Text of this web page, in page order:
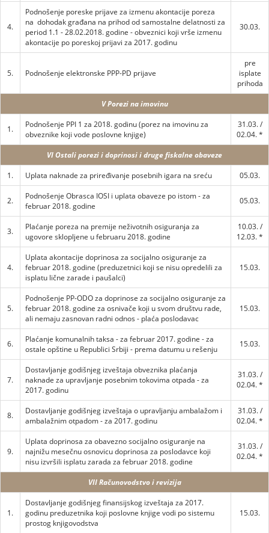
4.
Podnošenje poreske prijave za izmenu akontacije poreza
na dohodak građana na prihod od samostalne delatnosti za
period 1.1 - 28.02.2018. godine - obveznici koji vrše izmenu
akontacije po poreskoj prijavi za 2017. godinu
30.03.
5. Podnošenje elektronske PPP-PD prijave
pre
isplate
prihoda
V Porezi na imovinu
1.
Podnošenje PPI 1 za 2018. godinu (porez na imovinu za
obveznike koji vode poslovne knjige)
31.03. /
02.04. *
VI Ostali porezi i doprinosi i druge fiskalne obaveze
1.
Uplata naknade za priređivanje posebnih igara na sreću 05.03.
2.
Podnošenje Obrasca IOSI i uplata obaveze po istom - za
februar 2018. godine
05.03.
3.
Plaćanje poreza na premije neživotnih osiguranja za
ugovore sklopljene u februaru 2018. godine
10.03. /
12.03. *
4.
Uplata akontacije doprinosa za socijalno osiguranje za
februar 2018. godine (preduzetnici koji se nisu opredelili za
isplatu lične zarade i paušalci)
15.03.
5.
Podnošenje PP-ODO za doprinose za socijalno osiguranje za
februar 2018. godine za osnivače koji u svom društvu rade,
ali nemaju zasnovan radni odnos - plaća poslodavac
15.03.
6.
Plaćanje komunalnih taksa - za februar 2017. godine - za
ostale opštine u Republici Srbiji - prema datumu u rešenju
15.03.
7.
Dostavljanje godišnjeg izveštaja obveznika plaćanja
naknade za upravljanje posebnim tokovima otpada - za
2017. godinu
31.03. /
02.04. *
8.
Dostavljanje godišnjeg izveštaja o upravljanju ambalažom i
ambalažnim otpadom - za 2017. godinu
31.03. /
02.04. *
9.
Uplata doprinosa za obavezno socijalno osiguranje na
najnižu mesečnu osnovicu doprinosa za poslodavce koji
nisu izvršili isplatu zarada za februar 2018. godine
31.03. /
02.04. *
VII Računovodstvo i revizija
1.
Dostavljanje godišnjeg finansijskog izveštaja za 2017.
godinu preduzetnika koji poslovne knjige vodi po sistemu
prostog knjigovodstva
15.03.